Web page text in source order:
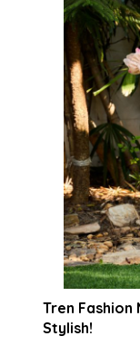
Tren Fashion
Stylish!